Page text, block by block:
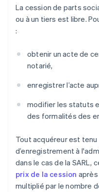
La cession de parts
ou à un tiers est libre.
:
obtenir un acte de
notarié,
enregistrer l’acte
modifier les statuts
des formalités des
Tout acquéreur est
d’enregistrement à
dans le cas de la SARL,
prix de la cession
multiplié par le nombre